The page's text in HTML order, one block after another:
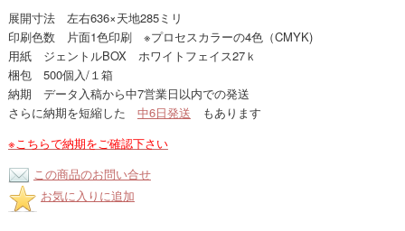
展開寸法 左右636×天地285ミリ
印刷色数 片面1色印刷 ※プロセスカラーの4色（CMYK)
用紙 ジェントルBOX ホワイトフェイス27ｋ
梱包 500個入/１箱
納期 データ入稿から中7営業日以内での発送
さらに納期を短縮した 中6日発送 もあります
※こちらで納期をご確認下さい
この商品のお問い合せ
お気に入りに追加